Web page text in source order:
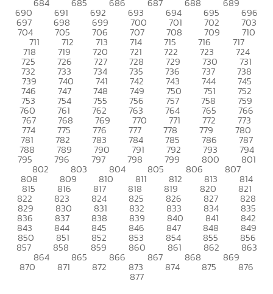
690 691 692 693 694 695 696
697 698 699 700 701 702 703
704 705 706 707 708 709 710
711 712 713 714 715 716 717
718 719 720 721 722 723 724
725 726 727 728 729 730 731
732 733 734 735 736 737 738
739 740 741 742 743 744 745
746 747 748 749 750 751 752
753 754 755 756 757 758 759
760 761 762 763 764 765 766
767 768 769 770 771 772 773
774 775 776 777 778 779 780
781 782 783 784 785 786 787
788 789 790 791 792 793 794
795 796 797 798 799 800 801
802 803 804 805 806 807
808 809 810 811 812 813 814
815 816 817 818 819 820 821
822 823 824 825 826 827 828
829 830 831 832 833 834 835
836 837 838 839 840 841 842
843 844 845 846 847 848 849
850 851 852 853 854 855 856
857 858 859 860 861 862 863
864 865 866 867 868 869
870 871 872 873 874 875 876
877